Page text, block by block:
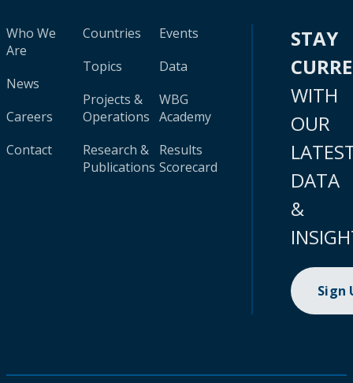
Who We
Are
News
Careers
Contact
Countries
Topics
Projects &
Operations
Research &
Publications
Events
Data
WBG
Academy
Results
Scorecard
STAY
WITH
OUR
DATA
&
Sign